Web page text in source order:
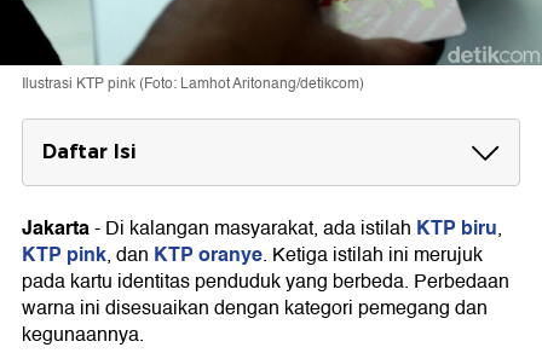
Ilustrasi KTP pink (Foto: Lamhot Aritonang/detikcom)
Daftar Isi
KTP Biru untuk WNI
KTP Pink untuk Anak (KIA)
KTP Oranye untuk WNA
Jakarta-Di kalangan masyarakat, ada istilah KTP biru,
KTP pink, dan KTP oranye. Ketiga istilah ini merujuk
pada kartu identitas penduduk yang berbeda. Perbedaan
warna ini disesuaikan dengan kategori pemegang dan
kegunaannya.